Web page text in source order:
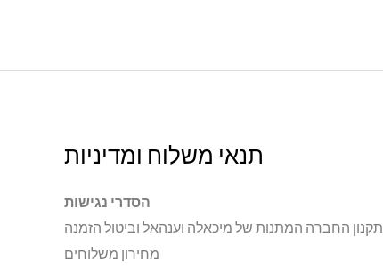
תנאי משלוח ומדיניות
הסדרי נגישות
תקנון החברה המתנות של מיכאלה וענהאל וביטול הזמנה
מחירון משלוחים